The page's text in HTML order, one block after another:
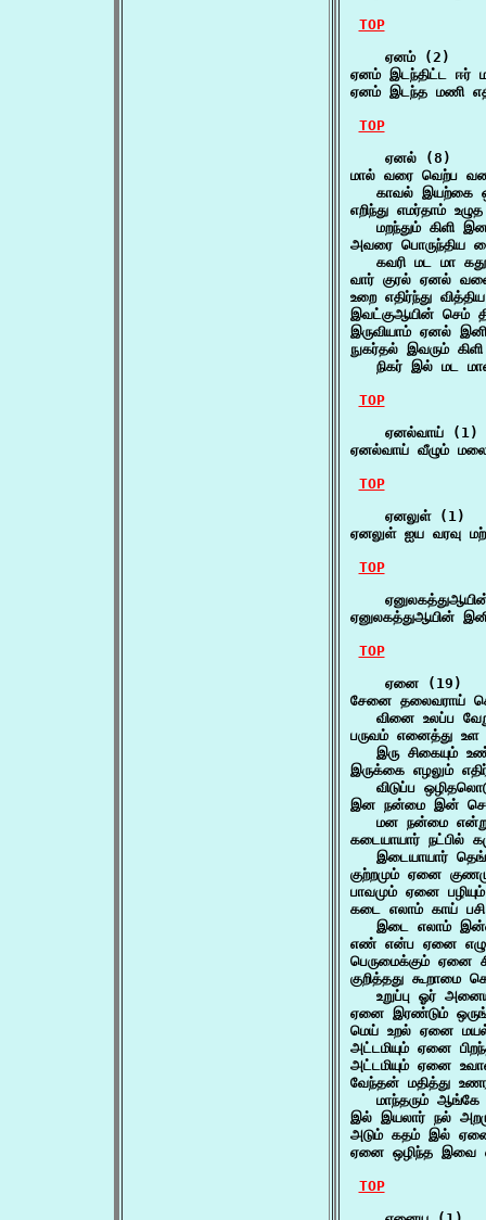
TOP
    ஏனம் (2)
ஏனம் இடந்திட்ட
ஏனம் இடந்த மணி
TOP
    ஏனல் (8)
மால் வரை வெற்ப
காவல் இயற்கை
எறிந்து எமர்தாம்
மறந்தும் கிளி
அவரை பொருந்திய
கவரி மட மா
வார் குரல் ஏனல்
உறை எதிர்ந்து
இவட்குஆயின் செம்
இருவியாம் ஏனல்
நுகர்தல் இவரும்
நிகர் இல் மட
TOP
    ஏனல்வாய் (1)
ஏனல்வாய் வீழும்
TOP
    ஏனலுள் (1)
ஏனலுள் ஐய வரவு
TOP
ஏனுலகத்துஆயின்
TOP
    ஏனை (19)
சேனை தலைவராய்
வினை உலப்ப
பருவம் எனைத்து
இரு சிகையும்
இருக்கை எழலும்
விடுப்ப
இன நன்மை இன்
மன நன்மை
கடையாயார் நட்பில்
இடையாயார்
குற்றமும் ஏனை
பாவமும் ஏனை
கடை எலாம் காய்
இடை எலாம்
எண் என்ப ஏனை
பெருமைக்கும் ஏனை
குறித்தது
உறுப்பு ஓர்
ஏனை இரண்டும்
மெய் உறல் ஏனை
அட்டமியும் ஏனை
அட்டமியும் ஏனை
வேந்தன் மதித்து
மாந்தரும் ஆங்கே
இல் இயலார் நல்
அடும் கதம் இல்
ஏனை ஒழிந்த இவை
TOP